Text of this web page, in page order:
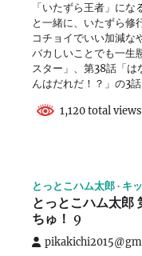
「いたずら王者」に
と一緒に、いたずら修
コチョイでいい加減な
バカしいことでも一生
スター」、第38話「
んはだれだ！？」の3話
1,120 total views
とっとこハム太郎 キ
とっとこハム太郎
ちゅ！ 9